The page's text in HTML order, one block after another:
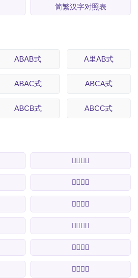
简繁汉字对照表
ABAB式 A里AB式
ABAC式 ABCA式
ABCB式 ABCC式
𠛭的解释
𠛯的解释
𠛱的解释
𠛳的解释
𠛵的解释
𠛷的解释